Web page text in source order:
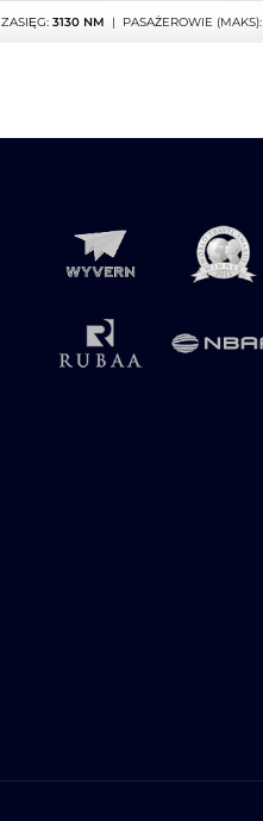
ZASIĘG: 3130 NM | PASAŻEROWIE (MAKS):